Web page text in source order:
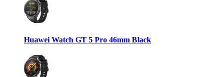
Huawei Watch GT 5 Pro 46mm Black